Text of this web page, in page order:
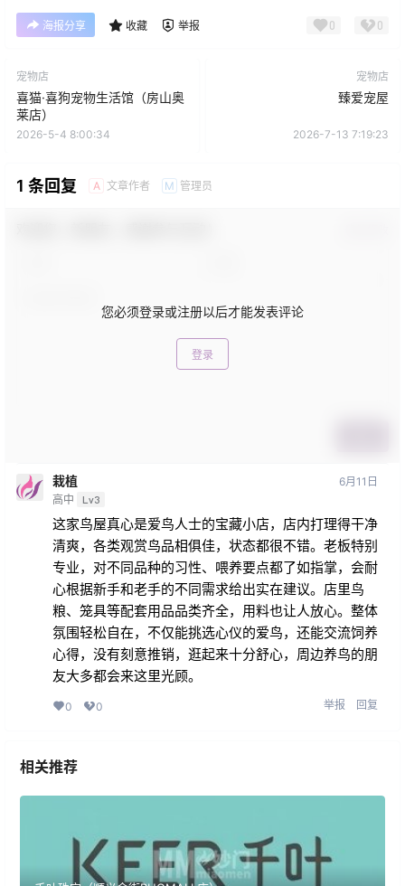
海报分享 收藏 举报 0 0
宠物店
喜猫·喜狗宠物生活馆（房山奥
莱店）
2026-5-4 8:00:34
宠物店
臻爱宠屋
2026-7-13 7:19:23
1 条回复 A 文章作者 M 管理员
您必须登录或注册以后才能发表评论
登录
栽植
高中 Lv3
6月11日
这家鸟屋真心是爱鸟人士的宝藏小店，店内打理得干净
清爽，各类观赏鸟品相俱佳，状态都很不错。老板特别
专业，对不同品种的习性、喂养要点都了如指掌，会耐
心根据新手和老手的不同需求给出实在建议。店里鸟
粮、笼具等配套用品品类齐全，用料也让人放心。整体
氛围轻松自在，不仅能挑选心仪的爱鸟，还能交流饲养
心得，没有刻意推销，逛起来十分舒心，周边养鸟的朋
友大多都会来这里光顾。
0 0 举报 回复
相关推荐